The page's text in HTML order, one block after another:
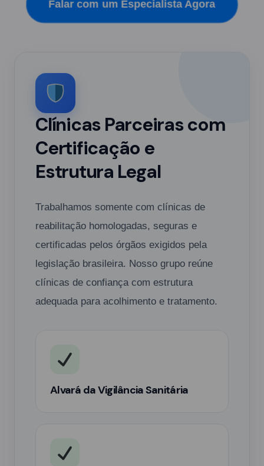
Falar com um Especialista Agora
Clínicas Parceiras com
Certificação e
Estrutura Legal
Trabalhamos somente com clínicas de
reabilitação homologadas, seguras e
certificadas pelos órgãos exigidos pela
legislação brasileira. Nosso grupo reúne
clínicas de confiança com estrutura
adequada para acolhimento e tratamento.
Alvará da Vigilância Sanitária